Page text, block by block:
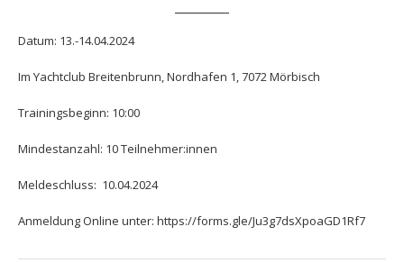
Datum: 13.-14.04.2024
Im Yachtclub Breitenbrunn, Nordhafen 1, 7072 Mörbisch
Trainingsbeginn: 10:00
Mindestanzahl: 10 Teilnehmer:innen
Meldeschluss: 10.04.2024
Anmeldung Online unter: https://forms.gle/Ju3g7dsXpoaGD1Rf7